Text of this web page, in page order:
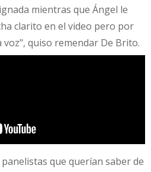
mientras que Ángel le
clarito en el video pero por
quiso remendar De Brito.
que querían saber de